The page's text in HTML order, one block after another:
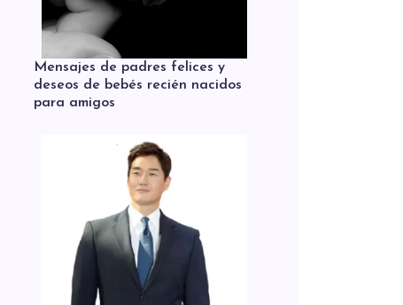
Mensajes de padres felices y
deseos de bebés recién nacidos
para amigos